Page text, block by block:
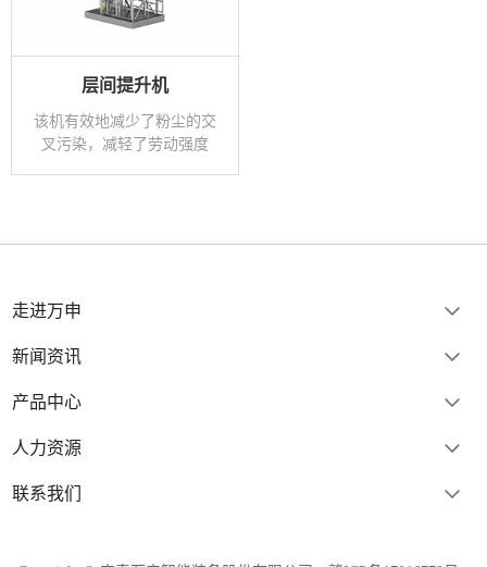
层间提升机
该机有效地减少了粉尘的交
叉污染，减轻了劳动强度
走进万申
新闻资讯
产品中心
人力资源
联系我们